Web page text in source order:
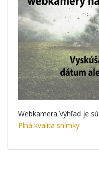
Webkamera Výhľad je
Plná kvalita snímky